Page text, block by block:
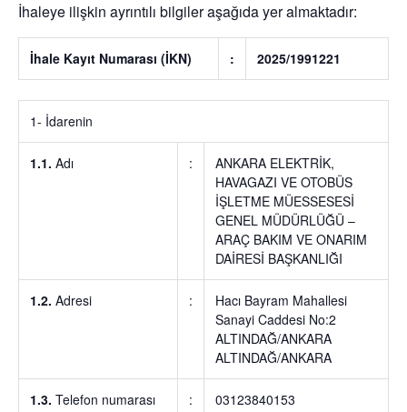
İhaleye ilişkin ayrıntılı bilgiler aşağıda yer almaktadır:
İhale Kayıt Numarası (İKN) : 2025/1991221
1- İdarenin
1.1. Adı :
ANKARA ELEKTRİK,
HAVAGAZI VE OTOBÜS
İŞLETME MÜESSESESİ
GENEL MÜDÜRLÜĞÜ –
ARAÇ BAKIM VE ONARIM
DAİRESİ BAŞKANLIĞI
1.2. Adresi :
Hacı Bayram Mahallesi
Sanayi Caddesi No:2
ALTINDAĞ/ANKARA
ALTINDAĞ/ANKARA
1.3. Telefon numarası : 03123840153